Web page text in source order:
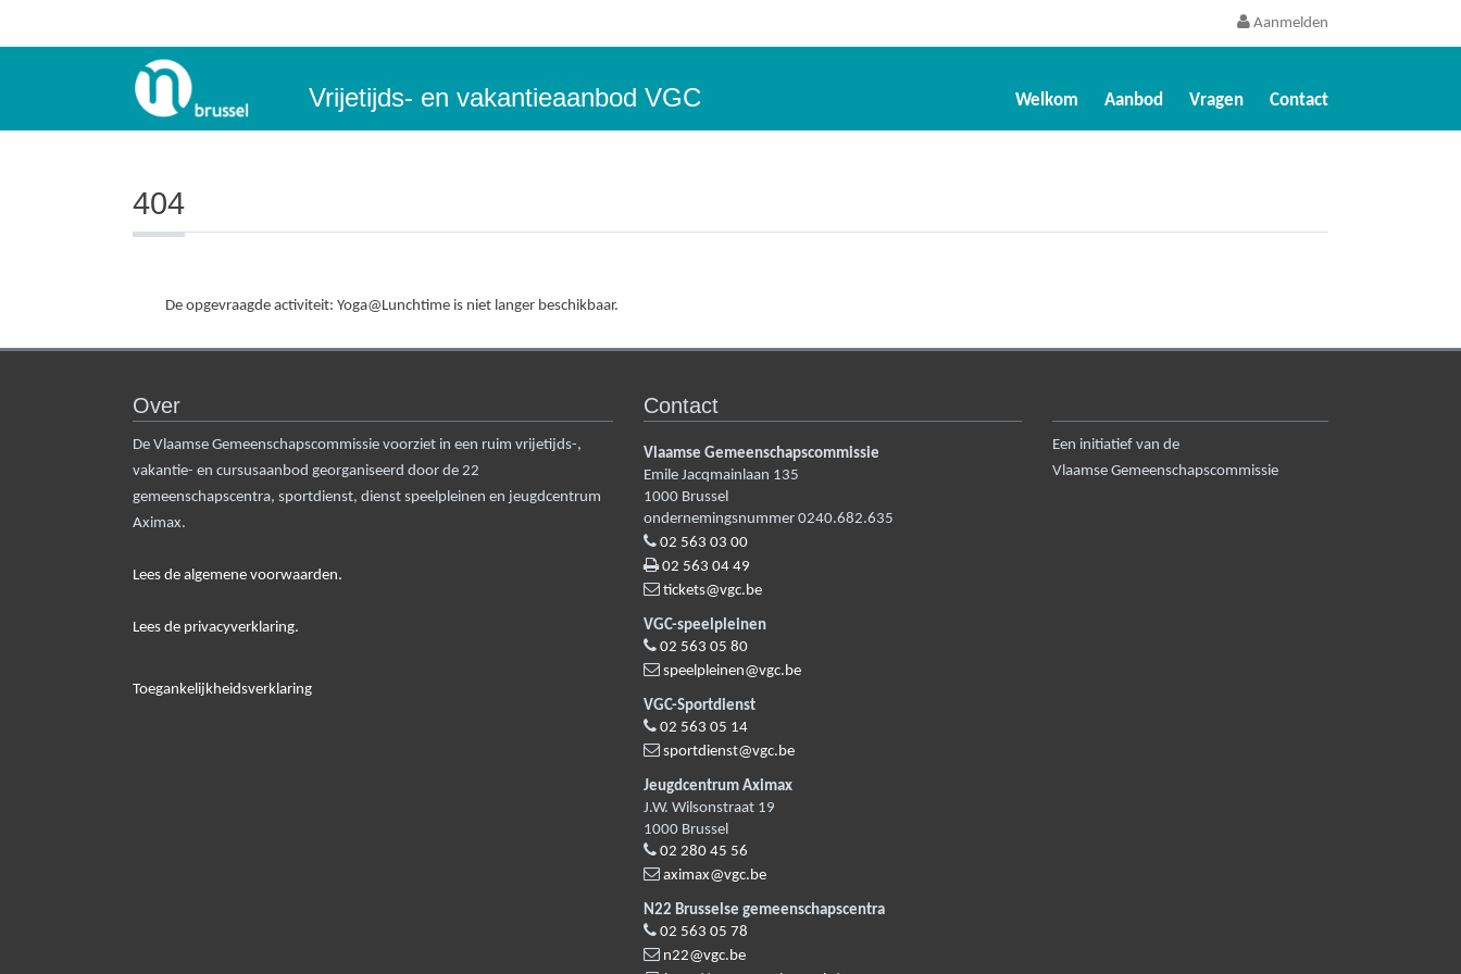
Aanmelden
Welkom Aanbod Vragen Contact
Vrijetijds- en vakantieaanbod VGC
404
De opgevraagde activiteit: Yoga@Lunchtime is niet langer beschikbaar.
Over
De Vlaamse Gemeenschapscommissie voorziet in een ruim vrijetijds-,
vakantie- en cursusaanbod georganiseerd door de 22
gemeenschapscentra, sportdienst, dienst speelpleinen en jeugdcentrum
Aximax.
Lees de algemene voorwaarden.
Lees de privacyverklaring.
Toegankelijkheidsverklaring
Contact
Vlaamse Gemeenschapscommissie
Emile Jacqmainlaan 135
1000 Brussel
ondernemingsnummer 0240.682.635
02 563 03 00
02 563 04 49
tickets@vgc.be
VGC-speelpleinen
02 563 05 80
speelpleinen@vgc.be
VGC-Sportdienst
02 563 05 14
sportdienst@vgc.be
Jeugdcentrum Aximax
J.W. Wilsonstraat 19
1000 Brussel
02 280 45 56
aximax@vgc.be
N22 Brusselse gemeenschapscentra
02 563 05 78
n22@vgc.be
Een initiatief van de
Vlaamse Gemeenschapscommissie